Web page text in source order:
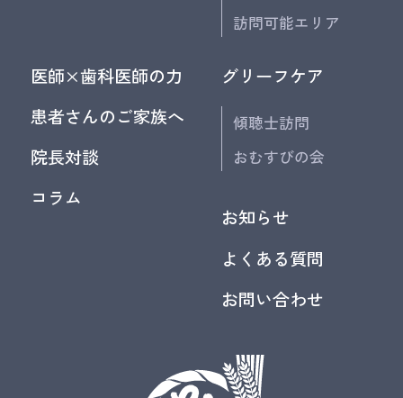
訪問可能エリア
医師×歯科医師の力
患者さんのご家族へ
院長対談
コラム
グリーフケア
傾聴士訪問
おむすびの会
お知らせ
よくある質問
お問い合わせ